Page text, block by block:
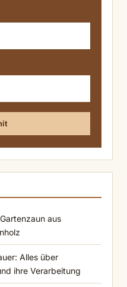
aus
Alles über
ihre Verarbeitung